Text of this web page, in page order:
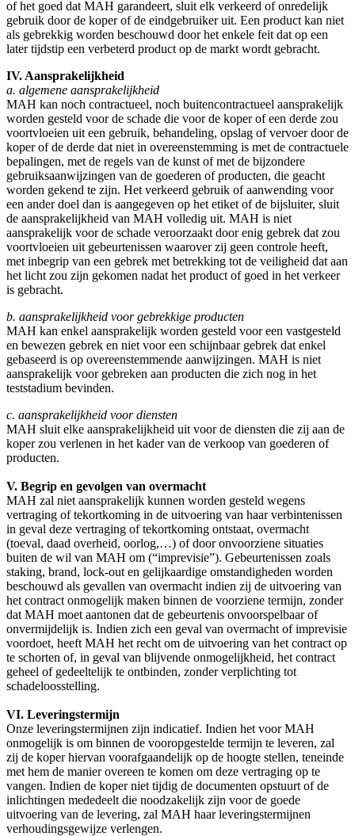
of het goed dat MAH garandeert, sluit elk verkeerd of onredelijk
gebruik door de koper of de eindgebruiker uit. Een product kan niet
als gebrekkig worden beschouwd door het enkele feit dat op een
later tijdstip een verbeterd product op de markt wordt gebracht.
IV. Aansprakelijkheid
a. algemene aansprakelijkheid
MAH kan noch contractueel, noch buitencontractueel aansprakelijk
worden gesteld voor de schade die voor de koper of een derde zou
voortvloeien uit een gebruik, behandeling, opslag of vervoer door de
koper of de derde dat niet in overeenstemming is met de contractuele
bepalingen, met de regels van de kunst of met de bijzondere
gebruiksaanwijzingen van de goederen of producten, die geacht
worden gekend te zijn. Het verkeerd gebruik of aanwending voor
een ander doel dan is aangegeven op het etiket of de bijsluiter, sluit
de aansprakelijkheid van MAH volledig uit. MAH is niet
aansprakelijk voor de schade veroorzaakt door enig gebrek dat zou
voortvloeien uit gebeurtenissen waarover zij geen controle heeft,
met inbegrip van een gebrek met betrekking tot de veiligheid dat aan
het licht zou zijn gekomen nadat het product of goed in het verkeer
is gebracht.
b. aansprakelijkheid voor gebrekkige producten
MAH kan enkel aansprakelijk worden gesteld voor een vastgesteld
en bewezen gebrek en niet voor een schijnbaar gebrek dat enkel
gebaseerd is op overeenstemmende aanwijzingen. MAH is niet
aansprakelijk voor gebreken aan producten die zich nog in het
teststadium bevinden.
c. aansprakelijkheid voor diensten
MAH sluit elke aansprakelijkheid uit voor de diensten die zij aan de
koper zou verlenen in het kader van de verkoop van goederen of
producten.
V. Begrip en gevolgen van overmacht
MAH zal niet aansprakelijk kunnen worden gesteld wegens
vertraging of tekortkoming in de uitvoering van haar verbintenissen
in geval deze vertraging of tekortkoming ontstaat, overmacht
(toeval, daad overheid, oorlog,…) of door onvoorziene situaties
buiten de wil van MAH om (“imprevisie”). Gebeurtenissen zoals
staking, brand, lock-out en gelijkaardige omstandigheden worden
beschouwd als gevallen van overmacht indien zij de uitvoering van
het contract onmogelijk maken binnen de voorziene termijn, zonder
dat MAH moet aantonen dat de gebeurtenis onvoorspelbaar of
onvermijdelijk is. Indien zich een geval van overmacht of imprevisie
voordoet, heeft MAH het recht om de uitvoering van het contract op
te schorten of, in geval van blijvende onmogelijkheid, het contract
geheel of gedeeltelijk te ontbinden, zonder verplichting tot
schadeloosstelling.
VI. Leveringstermijn
Onze leveringstermijnen zijn indicatief. Indien het voor MAH
onmogelijk is om binnen de vooropgestelde termijn te leveren, zal
zij de koper hiervan voorafgaandelijk op de hoogte stellen, teneinde
met hem de manier overeen te komen om deze vertraging op te
vangen. Indien de koper niet tijdig de documenten opstuurt of de
inlichtingen mededeelt die noodzakelijk zijn voor de goede
uitvoering van de levering, zal MAH haar leveringstermijnen
verhoudingsgewijze verlengen.